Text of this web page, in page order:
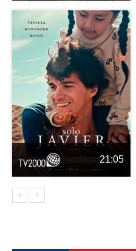
21:05